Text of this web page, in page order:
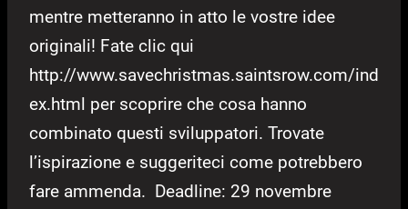
mentre metteranno in atto le vostre idee
originali! Fate clic qui
http://www.savechristmas.saintsrow.com/ind
ex.html per scoprire che cosa hanno
combinato questi sviluppatori. Trovate
l’ispirazione e suggeriteci come potrebbero
fare ammenda. Deadline: 29 novembre